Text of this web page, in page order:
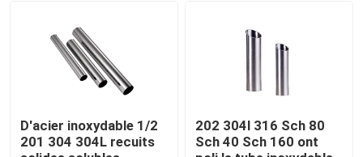
Barre d'acier inoxydable Rod
D'acier inoxydable 1/2
201 304 304L recuits
202 304l 316 Sch 80
Sch 40 Sch 160 ont